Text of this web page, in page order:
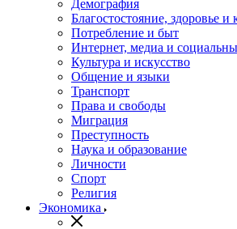
Демография
Благостостояние, здоровье и
Потребление и быт
Интернет, медиа и
Культура и искусство
Общение и языки
Транспорт
Права и свободы
Миграция
Преступность
Наука и образование
Личности
Спорт
Религия
Экономика